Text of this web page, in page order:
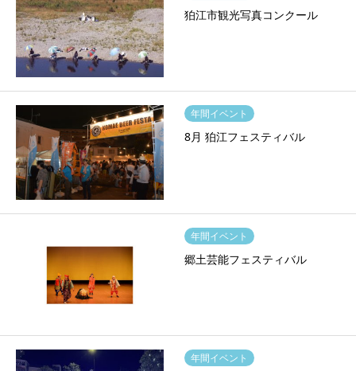
狛江市観光写真コンクール
年間イベント
8月 狛江フェスティバル
年間イベント
郷土芸能フェスティバル
年間イベント